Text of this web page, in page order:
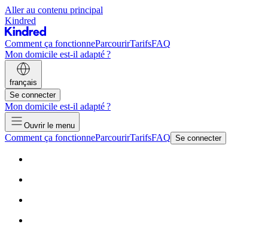
Aller au contenu principal
Kindred
Comment ça fonctionneParcourirTarifsFAQ
Mon domicile est-il adapté ?
français
Se connecter
Mon domicile est-il adapté ?
Ouvrir le menu
Comment ça fonctionneParcourirTarifsFAQ Se connecter